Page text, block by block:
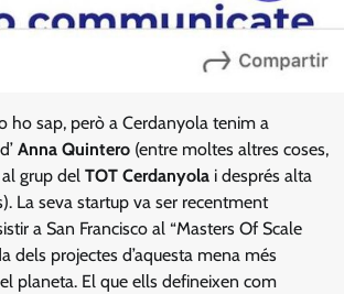
ho sap, però a Cerdanyola tenim a
Anna Quintero (entre moltes altres coses,
grup del TOT Cerdanyola i després alta
La seva startup va ser recentment
a San Francisco al “Masters Of Scale
dels projectes d’aquesta mena més
planeta. El que ells defineixen com